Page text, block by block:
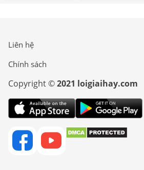
Liên hệ
Chính sách
Copyright ©2021 loigiaihay.com